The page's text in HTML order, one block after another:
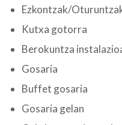
Ezkontzak/
Kutxa gotorra
Berokuntza
Gosaria
Buffet gosaria
Gosaria gelan